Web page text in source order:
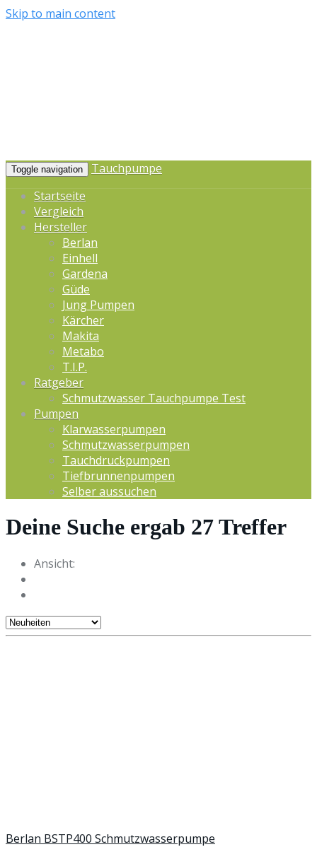
Skip to main content
Toggle navigation
Tauchpumpe
Startseite
Vergleich
Hersteller
Berlan
Einhell
Gardena
Güde
Jung Pumpen
Kärcher
Makita
Metabo
T.I.P.
Ratgeber
Schmutzwasser Tauchpumpe Test
Pumpen
Klarwasserpumpen
Schmutzwasserpumpen
Tauchdruckpumpen
Tiefbrunnenpumpen
Selber aussuchen
Deine Suche ergab 27Treffer
Ansicht:
Berlan BSTP400 Schmutzwasserpumpe